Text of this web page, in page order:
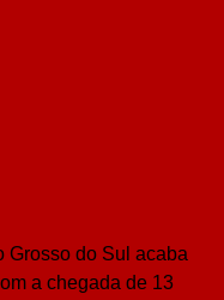
Grosso do Sul acaba
a chegada de 13